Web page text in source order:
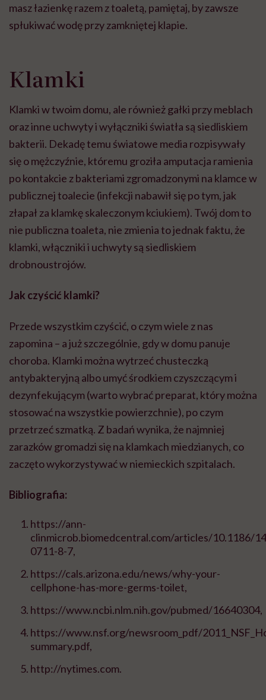
masz łazienkę razem z toaletą, pamiętaj, by zawsze
spłukiwać wodę przy zamkniętej klapie.
Klamki
Klamki w twoim domu, ale również gałki przy meblach
oraz inne uchwyty i wyłączniki światła są siedliskiem
bakterii. Dekadę temu światowe media rozpisywały
się o mężczyźnie, któremu groziła amputacja ramienia
po kontakcie z bakteriami zgromadzonymi na klamce w
publicznej toalecie (infekcji nabawił się po tym, jak
złapał za klamkę skaleczonym kciukiem). Twój dom to
nie publiczna toaleta, nie zmienia to jednak faktu, że
klamki, włączniki i uchwyty są siedliskiem
drobnoustrojów.
Jak czyścić klamki?
Przede wszystkim czyścić, o czym wiele z nas
zapomina – a już szczególnie, gdy w domu panuje
choroba. Klamki można wytrzeć chusteczką
antybakteryjną albo umyć środkiem czyszczącym i
dezynfekującym (warto wybrać preparat, który można
stosować na wszystkie powierzchnie), po czym
przetrzeć szmatką. Z badań wynika, że najmniej
zarazków gromadzi się na klamkach miedzianych, co
zaczęto wykorzystywać w niemieckich szpitalach.
Bibliografia:
https://ann-
clinmicrob.biomedcentral.com/articles/10.1186/
0711-8-7,
https://cals.arizona.edu/news/why-your-
cellphone-has-more-germs-toilet,
https://www.ncbi.nlm.nih.gov/pubmed/16640304,
https://www.nsf.org/newsroom_pdf/
summary.pdf,
http://nytimes.com.